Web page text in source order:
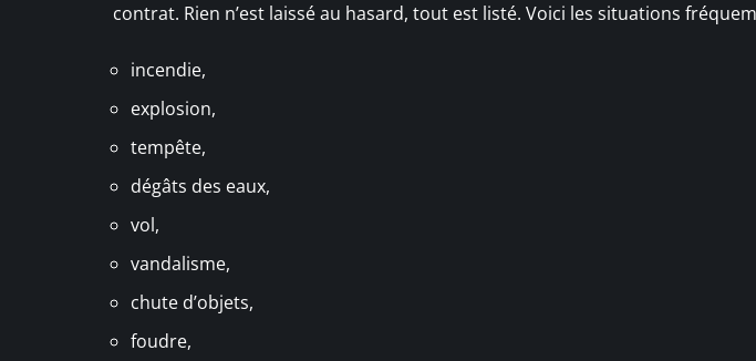
contrat. Rien n’est laissé au hasard, tout est listé. Voici les situations
incendie,
explosion,
tempête,
dégâts des eaux,
vol,
vandalisme,
chute d’objets,
foudre,